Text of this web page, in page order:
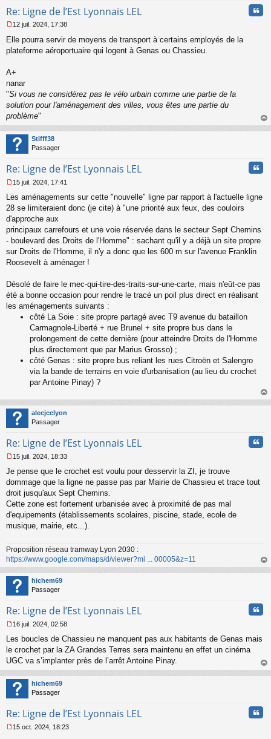
Re: Ligne de l’Est Lyonnais LEL
e
s
g
e
n
o
n
u
12 juil. 2024, 17:38
Elle pourra servir de moyens de transport à certains employés de la
plateforme aéroportuaire qui logent à Genas ou Chassieu.
A+
nanar
"Si vous ne considérez pas le vélo urbain comme une partie de la
solution pour l'aménagement des villes, vous êtes une partie du
problème"
au
Stifff38
Passager
Re: Ligne de l’Est Lyonnais LEL
e
s
s
a
g
e
n
o
l
u
15 juil. 2024, 17:41
Les aménagements sur cette "nouvelle" ligne par rapport à l'actuelle ligne
28 se limiteraient donc (je cite) à "une priorité aux feux, des couloirs
d'approche aux
principaux carrefours et une voie réservée dans le secteur Sept Chemins
- boulevard des Droits de l'Homme" : sachant qu'il y a déjà un site propre
sur Droits de l'Homme, il n'y a donc que les 600 m sur l'avenue Franklin
Roosevelt à aménager !
Désolé de faire le mec-qui-tire-des-traits-sur-une-carte, mais n'eût-ce pas
été a bonne occasion pour rendre le tracé un poil plus direct en réalisant
les aménagements suivants :
côté La Soie : site propre partagé avec T9 avenue du bataillon
Carmagnole-Liberté + rue Brunel + site propre bus dans le
prolongement de cette dernière (pour atteindre Droits de l'Homme
plus directement que par Marius Grosso) ;
côté Genas : site propre bus reliant les rues Citroën et Salengro
via la bande de terrains en voie d'urbanisation (au lieu du crochet
par Antoine Pinay) ?
au
alecjcclyon
Passager
Re: Ligne de l’Est Lyonnais LEL
e
s
s
g
e
n
l
u
15 juil. 2024, 18:33
Je pense que le crochet est voulu pour desservir la ZI, je trouve
dommage que la ligne ne passe pas par Mairie de Chassieu et trace tout
droit jusqu'aux Sept Chemins.
Cette zone est fortement urbanisée avec à proximité de pas mal
d'equipements (établissements scolaires, piscine, stade, ecole de
musique, mairie, etc...).
Proposition réseau tramway Lyon 2030 :
https://www.google.com/maps/d/viewer?mi ... 00005&z=11
au
hichem69
Passager
Re: Ligne de l’Est Lyonnais LEL
e
s
s
g
e
n
n
u
16 juil. 2024, 02:58
Les boucles de Chassieu ne manquent pas aux habitants de Genas mais
le crochet par la ZA Grandes Terres sera maintenu en effet un cinéma
UGC va s’implanter près de l’arrêt Antoine Pinay.
au
hichem69
Passager
Re: Ligne de l’Est Lyonnais LEL
15 oct. 2024, 18:23